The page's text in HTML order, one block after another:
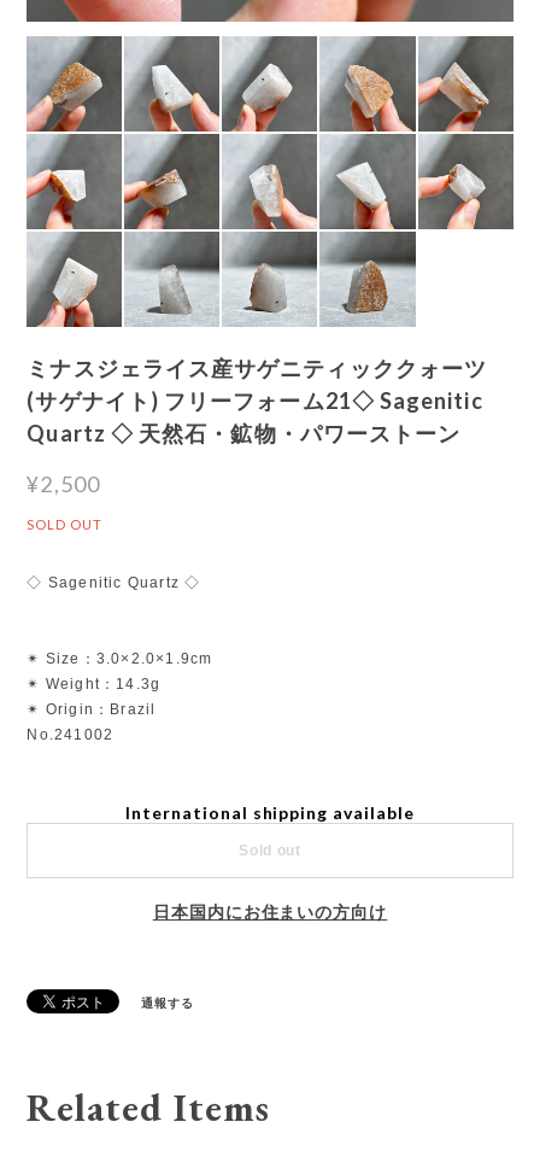
ミナスジェライス産サゲニティッククォーツ
(サゲナイト) フリーフォーム21◇ Sagenitic
Quartz ◇ 天然石・鉱物・パワーストーン
¥2,500
SOLD OUT
◇ Sagenitic Quartz ◇
✴︎ Size：3.0×2.0×1.9cm
✴︎ Weight：14.3g
✴︎ Origin：Brazil
No.241002
International shipping available
Sold out
日本国内にお住まいの方向け
通報する
Related Items